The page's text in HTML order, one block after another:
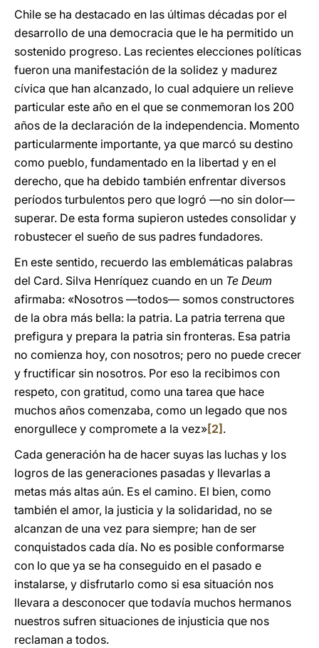
Chile se ha destacado en las últimas décadas por el
desarrollo de una democracia que le ha permitido un
sostenido progreso. Las recientes elecciones políticas
fueron una manifestación de la solidez y madurez
cívica que han alcanzado, lo cual adquiere un relieve
particular este año en el que se conmemoran los 200
años de la declaración de la independencia. Momento
particularmente importante, ya que marcó su destino
como pueblo, fundamentado en la libertad y en el
derecho, que ha debido también enfrentar diversos
períodos turbulentos pero que logró —no sin dolor—
superar. De esta forma supieron ustedes consolidar y
robustecer el sueño de sus padres fundadores.
En este sentido, recuerdo las emblemáticas palabras
del Card. Silva Henríquez cuando en un Te Deum
afirmaba: «Nosotros —todos— somos constructores
de la obra más bella: la patria. La patria terrena que
prefigura y prepara la patria sin fronteras. Esa patria
no comienza hoy, con nosotros; pero no puede crecer
y fructificar sin nosotros. Por eso la recibimos con
respeto, con gratitud, como una tarea que hace
muchos años comenzaba, como un legado que nos
enorgullece y compromete a la vez»[2] .
Cada generación ha de hacer suyas las luchas y los
logros de las generaciones pasadas y llevarlas a
metas más altas aún. Es el camino. El bien, como
también el amor, la justicia y la solidaridad, no se
alcanzan de una vez para siempre; han de ser
conquistados cada día. No es posible conformarse
con lo que ya se ha conseguido en el pasado e
instalarse, y disfrutarlo como si esa situación nos
llevara a desconocer que todavía muchos hermanos
nuestros sufren situaciones de injusticia que nos
reclaman a todos.